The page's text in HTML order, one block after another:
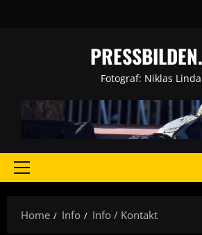
Fotograf: Niklas
Primary
Home
Info Info / Kontakt